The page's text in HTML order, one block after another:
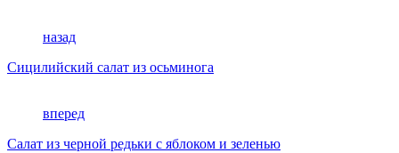
назад
Сицилийский салат из осьминога
вперед
Салат из черной редьки с яблоком и зеленью